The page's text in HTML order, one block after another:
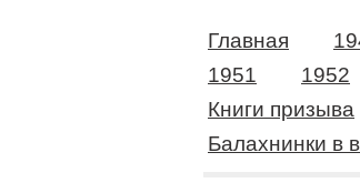
Главная
1951
1952
Книги призыва
Балахнинки в